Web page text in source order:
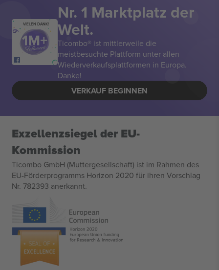
VIELEN DANK!
Nr. 1 Marktplatz der
Welt.
Ticombo® ist mittlerweile die
meistbesuchte Plattform unter allen
Wiederverkaufsplattformen in Europa.
Danke!
VERKAUF BEGINNEN
Exzellenzsiegel der EU-
Kommission
Ticombo GmbH (Muttergesellschaft) ist im Rahmen des
EU-Förderprogramms Horizon 2020 für ihren Vorschlag
Nr. 782393 anerkannt.